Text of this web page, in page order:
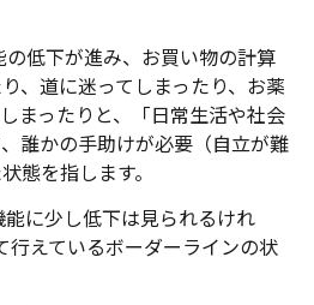
の低下が進み、お買い物の計算
、道に迷ってしまったり、お薬
まったりと、「日常生活や社会
誰かの手助けが必要（自立が難
態を指します。
に少し低下は見られるけれ
行えているボーダーラインの状